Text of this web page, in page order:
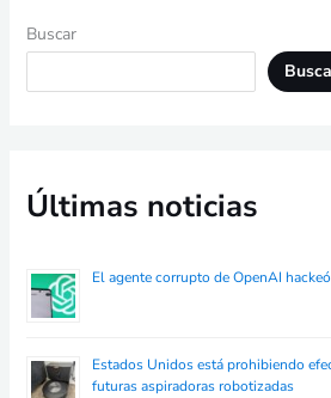
Buscar
Últimas noticias
El agente corrupto de OpenAI
Estados Unidos está prohibiendo
futuras aspiradoras robotizadas